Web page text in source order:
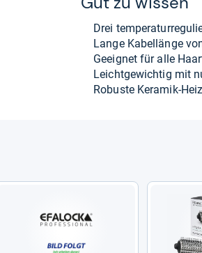
Drei
Lange Kabel­länge
Geeig­net für alle
Leicht­ge­wich­tig mit
Robuste Kera­mik-​